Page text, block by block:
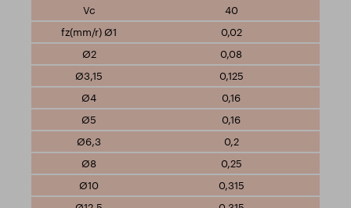
40
0,02
0,08
0,125
0,16
0,16
0,2
0,25
0,315